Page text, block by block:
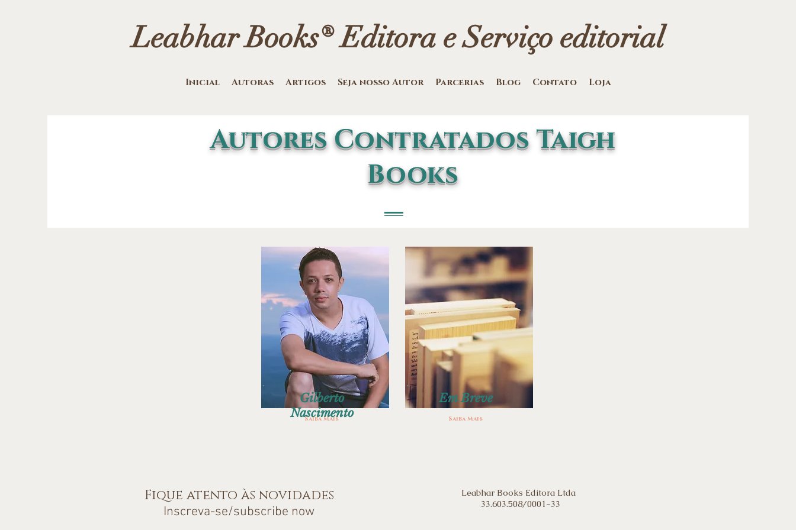
Leabhar Books® Editora e Serviço editorial
Inicial Autoras Artigos Seja nosso Autor Parcerias Blog Contato Loja
Autores Contratados Taigh
Books
Gilberto
Nascimento
Saiba Mais
Em Breve
Saiba Mais
Fique atento às novidades
Inscreva-se/subscribe now
Leabhar Books Editora Ltda
33.603.508/0001-33